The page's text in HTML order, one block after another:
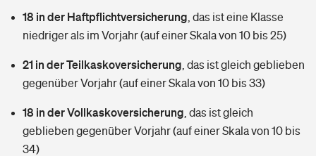
Wer versichert was: Jetzt Versicherer finden
Sie haben Fragen?
Mietkautionsversicherung
Restkreditversicherung
Zur Übersicht
Kinderinvalidität
Reiseversicherung
Pferdehalter-Haftpflicht
Tierkrankenversicherung
Wer versichert was: Jetzt Versicherer finden
18 in der Haftpflichtversicherung das ist eine Klasse
niedriger als im Vorjahr (auf einer Skala von 10 bis 25)
21 in der Teilkaskoversicherung das ist gleich geblieben
gegenüber Vorjahr (auf einer Skala von 10 bis 33)
18 in der Vollkaskoversicherung das ist gleich
geblieben gegenüber Vorjahr (auf einer Skala von 10 bis
34)